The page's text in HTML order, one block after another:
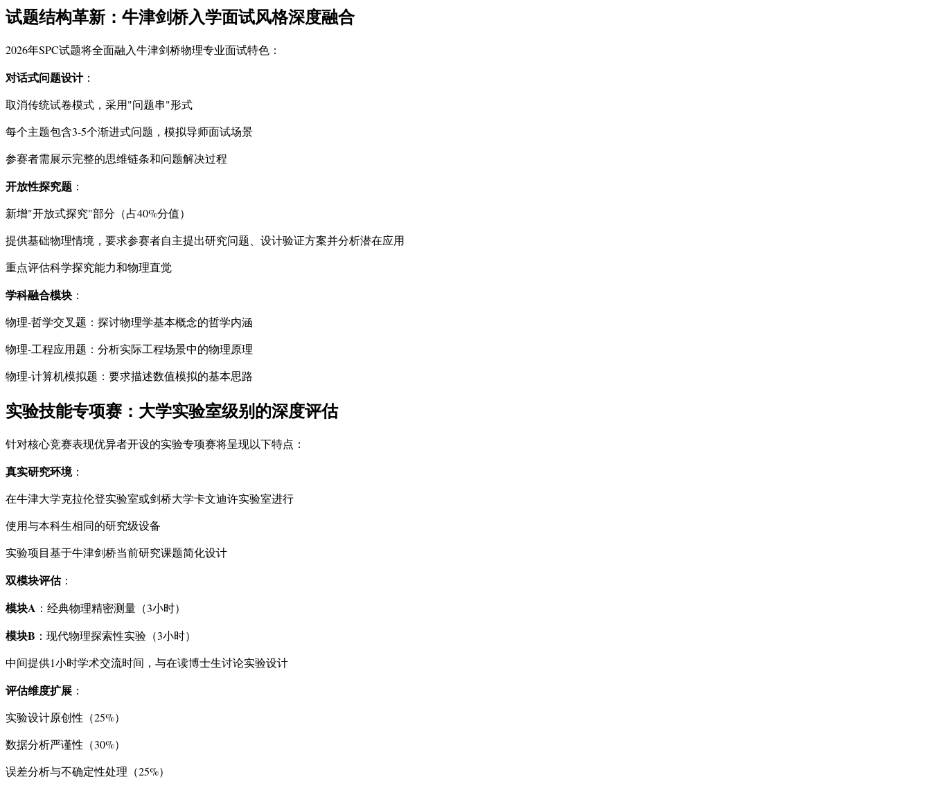
试题结构革新：牛津剑桥入学面试风格深度融合
2026年SPC试题将全面融入牛津剑桥物理专业面试特色：
对话式问题设计：
取消传统试卷模式，采用"问题串"形式
每个主题包含3-5个渐进式问题，模拟导师面试场景
参赛者需展示完整的思维链条和问题解决过程
开放性探究题 ：
新增"开放式探究"部分（占40%分值）
提供基础物理情境，要求参赛者自主提出研究问题、设计验证方案并分析潜在应用
重点评估科学探究能力和物理直觉
学科融合模块 ：
物理-哲学交叉题：探讨物理学基本概念的哲学内涵
物理-工程应用题：分析实际工程场景中的物理原理
物理-计算机模拟题：要求描述数值模拟的基本思路
实验技能专项赛：大学实验室级别的深度评估
针对核心竞赛表现优异者开设的实验专项赛将呈现以下特点：
真实研究环境：
在牛津大学克拉伦登实验室或剑桥大学卡文迪许实验室进行
使用与本科生相同的研究级设备
实验项目基于牛津剑桥当前研究课题简化设计
双模块评估：
模块A ：经典物理精密测量（3小时）
模块B ：现代物理探索性实验（3小时）
中间提供1小时学术交流时间，与在读博士生讨论实验设计
评估维度扩展 ：
实验设计原创性（25%）
数据分析严谨性（30%）
误差分析与不确定性处理（25%）